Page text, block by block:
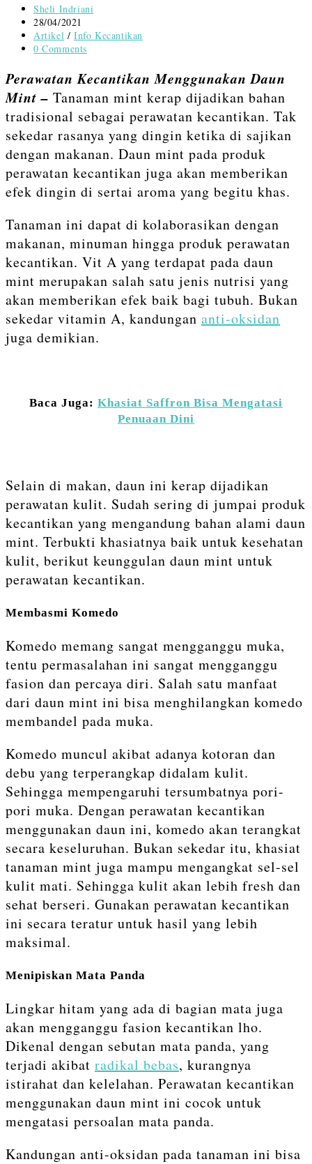
Post
author:
Sheli Indriani
Post
published:
28/04/2021
Post
category:
Artikel / Info Kecantikan
Post
0 Comments
Perawatan Kecantikan Menggunakan Daun
Mint – Tanaman mint kerap dijadikan bahan
tradisional sebagai perawatan kecantikan. Tak
sekedar rasanya yang dingin ketika di sajikan
dengan makanan. Daun mint pada produk
perawatan kecantikan juga akan memberikan
efek dingin di sertai aroma yang begitu khas.
Tanaman ini dapat di kolaborasikan dengan
makanan, minuman hingga produk perawatan
kecantikan. Vit A yang terdapat pada daun
mint merupakan salah satu jenis nutrisi yang
akan memberikan efek baik bagi tubuh. Bukan
sekedar vitamin A, kandungan anti-oksidan
juga demikian.
Baca Juga: Khasiat Saffron Bisa Mengatasi
Penuaan Dini
Selain di makan, daun ini kerap dijadikan
perawatan kulit. Sudah sering di jumpai produk
kecantikan yang mengandung bahan alami daun
mint. Terbukti khasiatnya baik untuk kesehatan
kulit, berikut keunggulan daun mint untuk
perawatan kecantikan.
Membasmi Komedo
Komedo memang sangat mengganggu muka,
tentu permasalahan ini sangat mengganggu
fasion dan percaya diri. Salah satu manfaat
dari daun mint ini bisa menghilangkan komedo
membandel pada muka.
Komedo muncul akibat adanya kotoran dan
debu yang terperangkap didalam kulit.
Sehingga mempengaruhi tersumbatnya pori-
pori muka. Dengan perawatan kecantikan
menggunakan daun ini, komedo akan terangkat
secara keseluruhan. Bukan sekedar itu, khasiat
tanaman mint juga mampu mengangkat sel-sel
kulit mati. Sehingga kulit akan lebih fresh dan
sehat berseri. Gunakan perawatan kecantikan
ini secara teratur untuk hasil yang lebih
maksimal.
Menipiskan Mata Panda
Lingkar hitam yang ada di bagian mata juga
akan mengganggu fasion kecantikan lho.
Dikenal dengan sebutan mata panda, yang
terjadi akibat radikal bebas, kurangnya
istirahat dan kelelahan. Perawatan kecantikan
menggunakan daun mint ini cocok untuk
mengatasi persoalan mata panda.
Kandungan anti-oksidan pada tanaman ini bisa